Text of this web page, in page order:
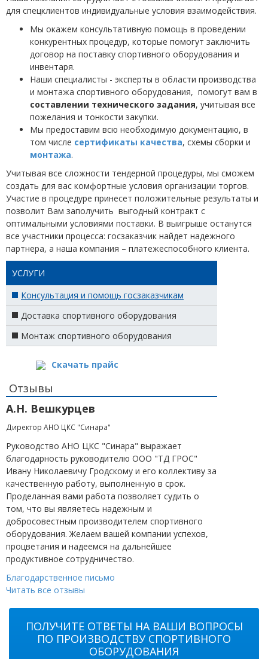
для спецклиентов индивидуальные условия взаимодействия.
Мы окажем консультативную помощь в проведении
конкурентных процедур, которые помогут заключить
договор на поставку спортивного оборудования и
инвентаря.
Наши специалисты - эксперты в области производства
и монтажа спортивного оборудования, помогут вам в
составлении технического задания, учитывая все
пожелания и тонкости закупки.
Мы предоставим всю необходимую документацию, в
том числе сертификаты качества, схемы сборки и
монтажа.
Учитывая все сложности тендерной процедуры, мы сможем
создать для вас комфортные условия организации торгов.
Участие в процедуре принесет положительные результаты и
позволит Вам заполучить выгодный контракт с
оптимальными условиями поставки. В выигрыше останутся
все участники процесса: госзаказчик найдет надежного
партнера, а наша компания – платежеспособного клиента.
УСЛУГИ
Консультация и помощь госзаказчикам
Доставка спортивного оборудования
Монтаж спортивного оборудования
Скачать прайс
Отзывы
А.Н. Вешкурцев
Директор АНО ЦКС "Синара"
Руководство АНО ЦКС "Синара" выражает
благодарность руководителю ООО "ТД ГРОС"
Ивану Николаевичу Гродскому и его коллективу за
качественную работу, выполненную в срок.
Проделанная вами работа позволяет судить о
том, что вы являетесь надежным и
добросовестным производителем спортивного
оборудования. Желаем вашей компании успехов,
процветания и надеемся на дальнейшее
продуктивное сотрудничество.
Благодарственное письмо
Читать все отзывы
ПОЛУЧИТЕ ОТВЕТЫ НА ВАШИ ВОПРОСЫ
ПО ПРОИЗВОДСТВУ СПОРТИВНОГО
ОБОРУДОВАНИЯ